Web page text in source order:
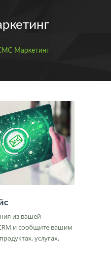
Маркетинг
из вашей
и сообщите вашим
услугах,